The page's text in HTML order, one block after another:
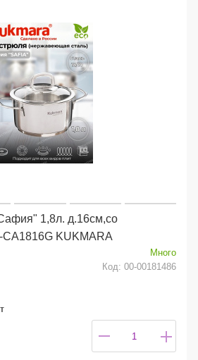
1,8л. д.16см,со
KUKMARA
Много
Код: 00-00181486